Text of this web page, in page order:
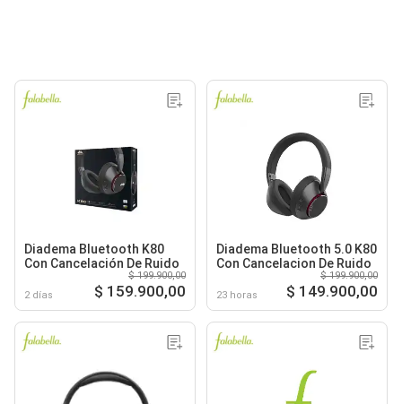
Diadema Bluetooth K80
Con Cancelación De Ruido
2 días
$ 199.900,00
$ 159.900,00
Diadema Bluetooth 5.0 K80
Con Cancelacion De Ruido
23 horas
$ 199.900,00
$ 149.900,00